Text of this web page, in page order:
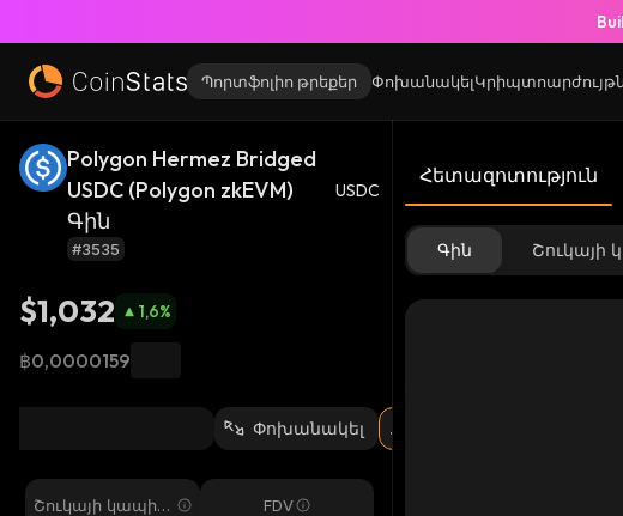
Պորտֆոլիո թրեքեր Փոխանակել
Polygon Hermez Bridged
USDC (Polygon zkEVM)
Գին
USDC
#3535
$1,032 1,6%
฿0,0000159
Փոխանակել
Շուկայի կապիտ
FDV
Հետազոտություն
Գին Շուկայի